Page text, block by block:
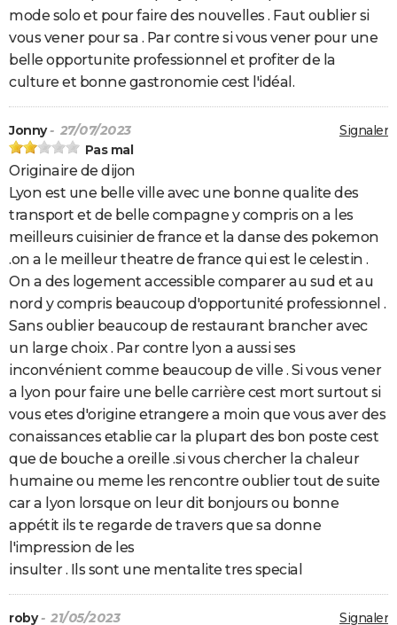
mode solo et pour faire des nouvelles . Faut oublier si
vous vener pour sa . Par contre si vous vener pour une
belle opportunite professionnel et profiter de la
culture et bonne gastronomie cest l'idéal.
Signaler
Jonny- 27/07/2023
Pas mal
Originaire de dijon
Lyon est une belle ville avec une bonne qualite des
transport et de belle compagne y compris on a les
meilleurs cuisinier de france et la danse des pokemon
.on a le meilleur theatre de france qui est le celestin .
On a des logement accessible comparer au sud et au
nord y compris beaucoup d'opportunité professionnel .
Sans oublier beaucoup de restaurant brancher avec
un large choix . Par contre lyon a aussi ses
inconvénient comme beaucoup de ville . Si vous vener
a lyon pour faire une belle carrière cest mort surtout si
vous etes d'origine etrangere a moin que vous aver des
conaissances etablie car la plupart des bon poste cest
que de bouche a oreille .si vous chercher la chaleur
humaine ou meme les rencontre oublier tout de suite
car a lyon lorsque on leur dit bonjours ou bonne
appétit ils te regarde de travers que sa donne
l'impression de les
insulter . Ils sont une mentalite tres special
Signaler
roby- 21/05/2023